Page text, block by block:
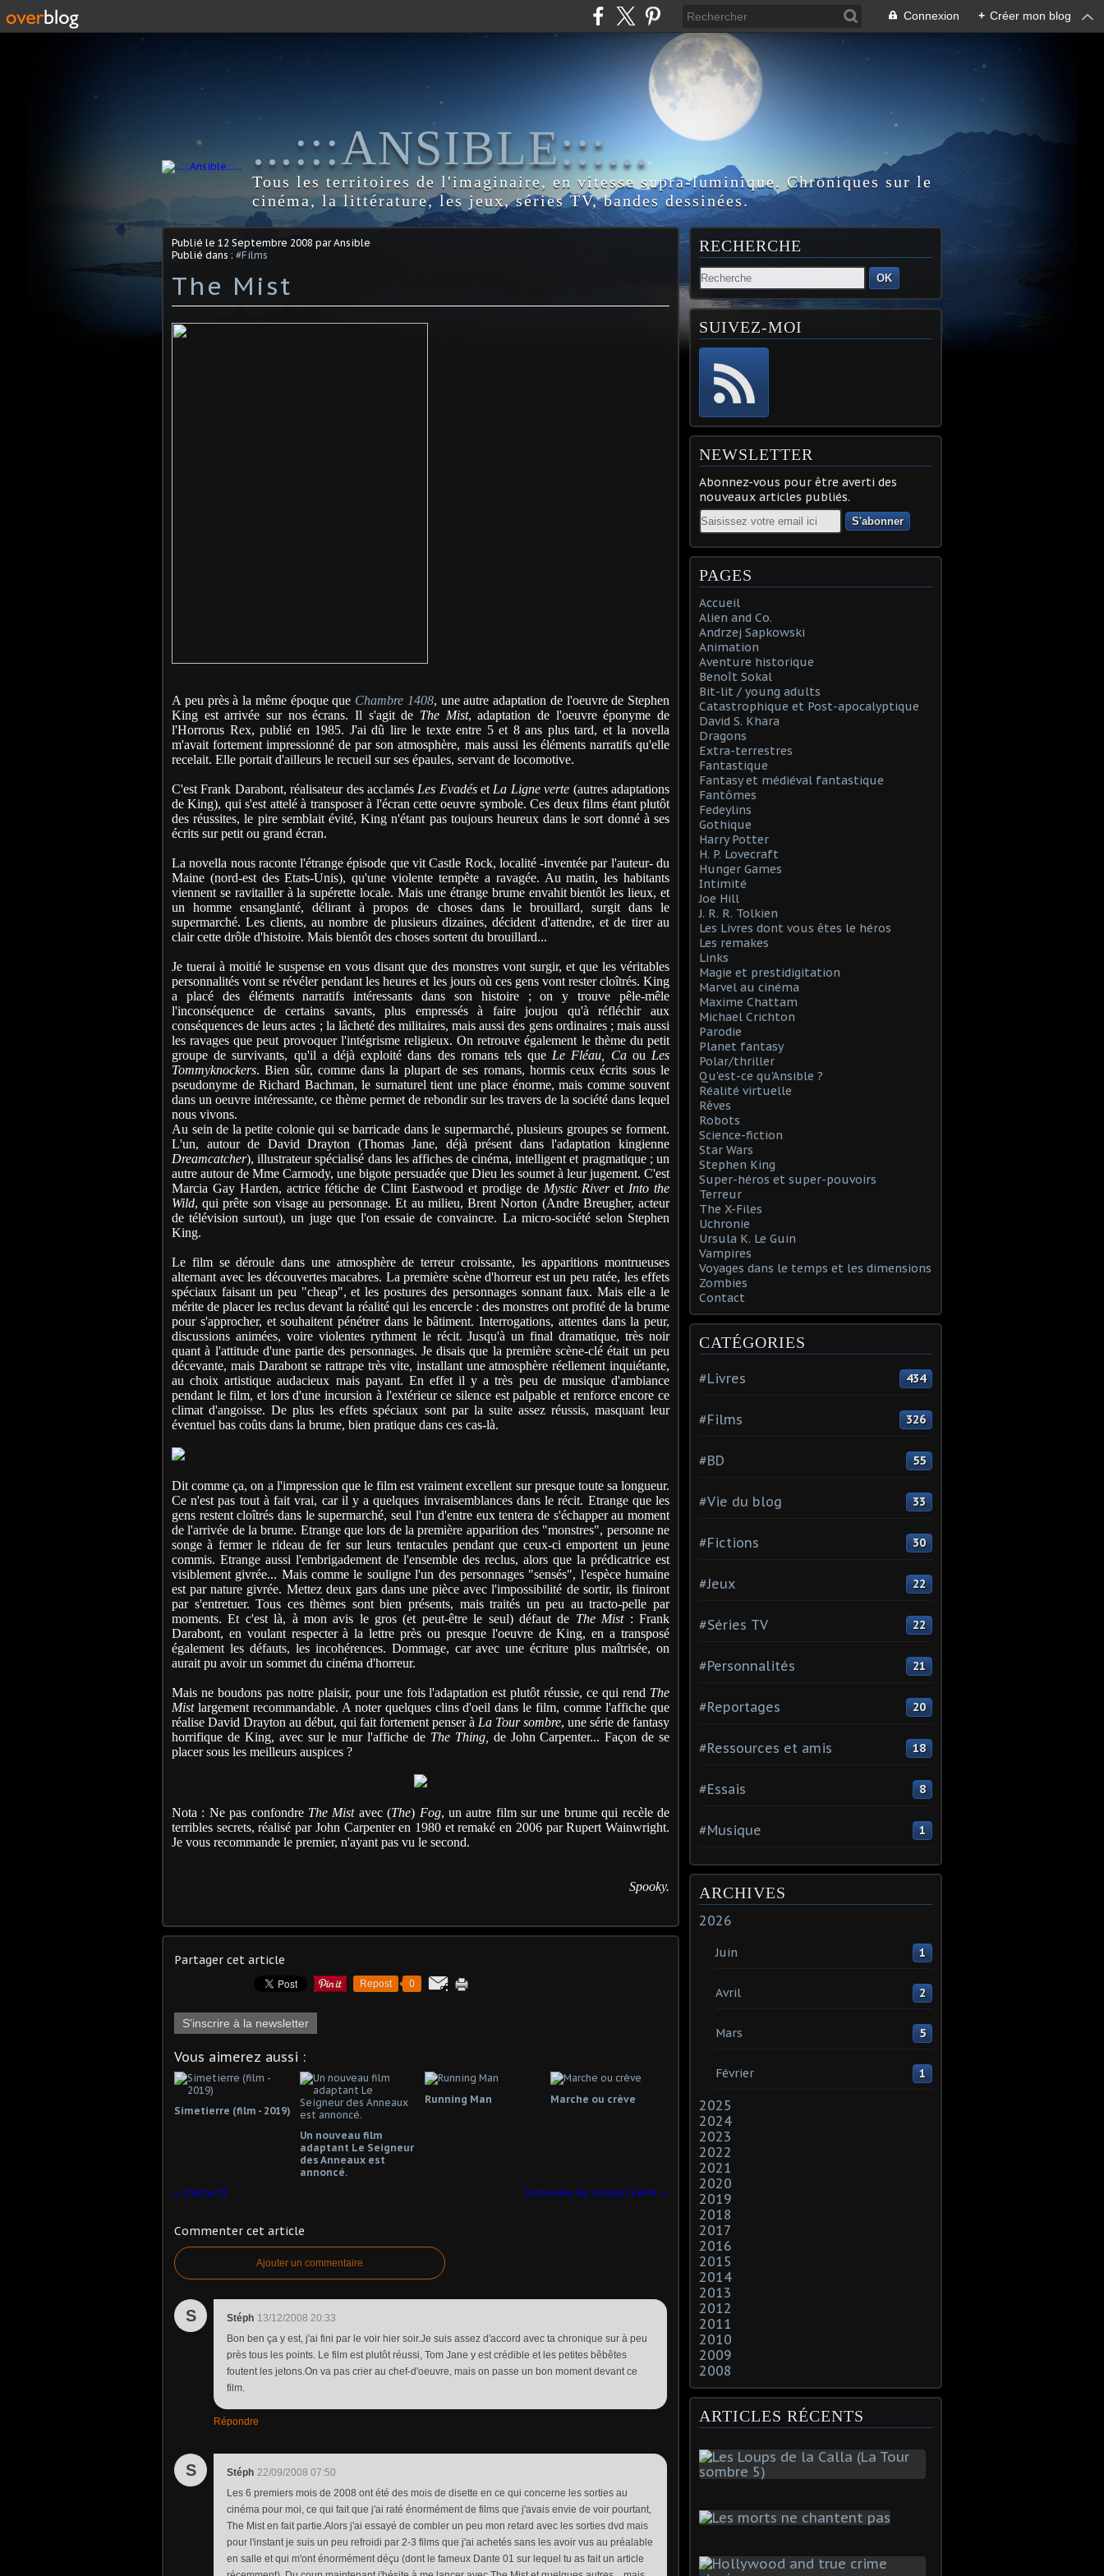
Connexion + Créer mon blog
...:::ANSIBLE:::...
Tous les territoires de l'imaginaire, en vitesse supra-luminique. Chroniques sur le
cinéma, la littérature, les jeux, séries TV, bandes dessinées.
Publié le 12 Septembre 2008 par Ansible
Publié dans : #Films
The Mist
A peu près à la même époque que Chambre 1408, une autre adaptation de l'oeuvre de Stephen
King est arrivée sur nos écrans. Il s'agit de The Mist, adaptation de l'oeuvre éponyme de
l'Horrorus Rex, publié en 1985. J'ai dû lire le texte entre 5 et 8 ans plus tard, et la novella
m'avait fortement impressionné de par son atmosphère, mais aussi les éléments narratifs qu'elle
recelait. Elle portait d'ailleurs le recueil sur ses épaules, servant de locomotive.
C'est Frank Darabont, réalisateur des acclamés Les Evadéset La Ligne verte (autres adaptations
de King), qui s'est attelé à transposer à l'écran cette oeuvre symbole. Ces deux films étant plutôt
des réussites, le pire semblait évité, King n'étant pas toujours heureux dans le sort donné à ses
écrits sur petit ou grand écran.
La novella nous raconte l'étrange épisode que vit Castle Rock, localité -inventée par l'auteur- du
Maine (nord-est des Etats-Unis), qu'une violente tempête a ravagée. Au matin, les habitants
viennent se ravitailler à la supérette locale. Mais une étrange brume envahit bientôt les lieux, et
un homme ensanglanté, délirant à propos de choses dans le brouillard, surgit dans le
supermarché. Les clients, au nombre de plusieurs dizaines, décident d'attendre, et de tirer au
clair cette drôle d'histoire. Mais bientôt des choses sortent du brouillard...
Je tuerai à moitié le suspense en vous disant que des monstres vont surgir, et que les véritables
personnalités vont se révéler pendant les heures et les jours où ces gens vont rester cloîtrés. King
a placé des éléments narratifs intéressants dans son histoire ; on y trouve pêle-mêle
l'inconséquence de certains savants, plus empressés à faire joujou qu'à réfléchir aux
conséquences de leurs actes ; la lâcheté des militaires, mais aussi des gens ordinaires ; mais aussi
les ravages que peut provoquer l'intégrisme religieux. On retrouve également le thème du petit
groupe de survivants, qu'il a déjà exploité dans des romans tels que Le Fléau, Caou Les
Tommyknockers. Bien sûr, comme dans la plupart de ses romans, hormis ceux écrits sous le
pseudonyme de Richard Bachman, le surnaturel tient une place énorme, mais comme souvent
dans un oeuvre intéressante, ce thème permet de rebondir sur les travers de la société dans lequel
nous vivons.
Au sein de la petite colonie qui se barricade dans le supermarché, plusieurs groupes se forment.
L'un, autour de David Drayton (Thomas Jane, déjà présent dans l'adaptation kingienne
Dreamcatcher), illustrateur spécialisé dans les affiches de cinéma, intelligent et pragmatique ; un
autre autour de Mme Carmody, une bigote persuadée que Dieu les soumet à leur jugement. C'est
Marcia Gay Harden, actrice fétiche de Clint Eastwood et prodige de Mystic Riveret Into the
Wild, qui prête son visage au personnage. Et au milieu, Brent Norton (Andre Breugher, acteur
de télévision surtout), un juge que l'on essaie de convaincre. La micro-société selon Stephen
King.
Le film se déroule dans une atmosphère de terreur croissante, les apparitions montrueuses
alternant avec les découvertes macabres. La première scène d'horreur est un peu ratée, les effets
spéciaux faisant un peu "cheap", et les postures des personnages sonnant faux. Mais elle a le
mérite de placer les reclus devant la réalité qui les encercle : des monstres ont profité de la brume
pour s'approcher, et souhaitent pénétrer dans le bâtiment. Interrogations, attentes dans la peur,
discussions animées, voire violentes rythment le récit. Jusqu'à un final dramatique, très noir
quant à l'attitude d'une partie des personnages. Je disais que la première scène-clé était un peu
décevante, mais Darabont se rattrape très vite, installant une atmosphère réellement inquiétante,
au choix artistique audacieux mais payant. En effet il y a très peu de musique d'ambiance
pendant le film, et lors d'une incursion à l'extérieur ce silence est palpable et renforce encore ce
climat d'angoisse. De plus les effets spéciaux sont par la suite assez réussis, masquant leur
éventuel bas coûts dans la brume, bien pratique dans ces cas-là.
Dit comme ça, on a l'impression que le film est vraiment excellent sur presque toute sa longueur.
Ce n'est pas tout à fait vrai, car il y a quelques invraisemblances dans le récit. Etrange que les
gens restent cloîtrés dans le supermarché, seul l'un d'entre eux tentera de s'échapper au moment
de l'arrivée de la brume. Etrange que lors de la première apparition des "monstres", personne ne
songe à fermer le rideau de fer sur leurs tentacules pendant que ceux-ci emportent un jeune
commis. Etrange aussi l'embrigadement de l'ensemble des reclus, alors que la prédicatrice est
visiblement givrée... Mais comme le souligne l'un des personnages "sensés", l'espèce humaine
est par nature givrée. Mettez deux gars dans une pièce avec l'impossibilité de sortir, ils finiront
par s'entretuer. Tous ces thèmes sont bien présents, mais traités un peu au tracto-pelle par
moments. Et c'est là, à mon avis le gros (et peut-être le seul) défaut de The Mist: Frank
Darabont, en voulant respecter à la lettre près ou presque l'oeuvre de King, en a transposé
également les défauts, les incohérences. Dommage, car avec une écriture plus maîtrisée, on
aurait pu avoir un sommet du cinéma d'horreur.
Mais ne boudons pas notre plaisir, pour une fois l'adaptation est plutôt réussie, ce qui rend The
Mistlargement recommandable. A noter quelques clins d'oeil dans le film, comme l'affiche que
réalise David Drayton au début, qui fait fortement penser à La Tour sombre, une série de fantasy
horrifique de King, avec sur le mur l'affiche de The Thing, de John Carpenter... Façon de se
placer sous les meilleurs auspices ?
Nota : Ne pas confondre The Mistavec (The) Fog, un autre film sur une brume qui recèle de
terribles secrets, réalisé par John Carpenter en 1980 et remaké en 2006 par Rupert Wainwright.
Je vous recommande le premier, n'ayant pas vu le second.
Spooky.
Partager cet article
Repost 0
S'inscrire à la newsletter
Vous aimerez aussi :
Simetierre (film - 2019)
Un nouveau film
adaptant Le Seigneur
des Anneaux est
annoncé.
Running Man Marche ou crève
Dante 01 Interview de Vincent Ferré
Commenter cet article
Ajouter un commentaire
S Stéph 13/12/2008 20:33
Bon ben ça y est, j'ai fini par le voir hier soir.Je suis assez d'accord avec ta chronique sur à peu
près tous les points. Le film est plutôt réussi, Tom Jane y est crédible et les petites bêbêtes
foutent les jetons.On va pas crier au chef-d'oeuvre, mais on passe un bon moment devant ce
film.
Répondre
S Stéph 22/09/2008 07:50
Les 6 premiers mois de 2008 ont été des mois de disette en ce qui concerne les sorties au
cinéma pour moi, ce qui fait que j'ai raté énormément de films que j'avais envie de voir pourtant,
The Mist en fait partie.Alors j'ai essayé de combler un peu mon retard avec les sorties dvd mais
pour l'instant je suis un peu refroidi par 2-3 films que j'ai achetés sans les avoir vus au préalable
en salle et qui m'ont énormément déçu (dont le fameux Dante 01 sur lequel tu as fait un article
RECHERCHE
OK
SUIVEZ-MOI
NEWSLETTER
Abonnez-vous pour être averti des
nouveaux articles publiés.
Email
PAGES
Accueil
Alien and Co.
Andrzej Sapkowski
Animation
Aventure historique
Benoît Sokal
Bit-lit / young adults
Catastrophique et Post-apocalyptique
David S. Khara
Dragons
Extra-terrestres
Fantastique
Fantasy et médiéval fantastique
Fantômes
Fedeylins
Gothique
Harry Potter
H. P. Lovecraft
Hunger Games
Intimité
Joe Hill
J. R. R. Tolkien
Les Livres dont vous êtes le héros
Les remakes
Links
Magie et prestidigitation
Marvel au cinéma
Maxime Chattam
Michael Crichton
Parodie
Planet fantasy
Polar/thriller
Qu'est-ce qu'Ansible ?
Réalité virtuelle
Rêves
Robots
Science-fiction
Star Wars
Stephen King
Super-héros et super-pouvoirs
Terreur
The X-Files
Uchronie
Ursula K. Le Guin
Vampires
Voyages dans le temps et les dimensions
Zombies
Contact
CATÉGORIES
#Livres 434
#Films 326
#BD 55
#Vie du blog 33
#Fictions 30
#Jeux 22
#Séries TV 22
#Personnalités 21
#Reportages 20
#Ressources et amis 18
#Essais 8
#Musique 1
ARCHIVES
2026
Juin 1
Avril 2
Mars 5
Février 1
2025
2024
2023
2022
2021
2020
2019
2018
2017
2016
2015
2014
2013
2012
2011
2010
2009
2008
ARTICLES RÉCENTS